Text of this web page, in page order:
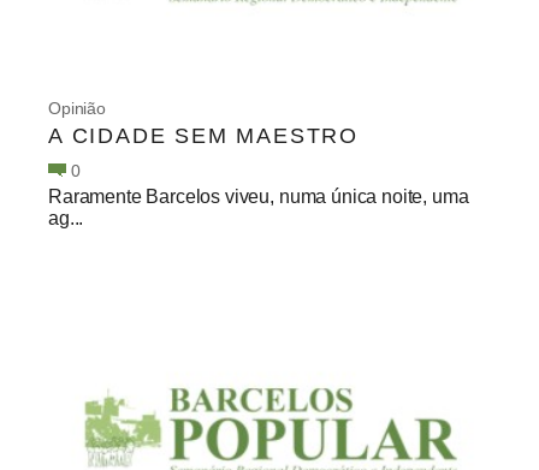
Opinião
A CIDADE SEM MAESTRO
0
Raramente Barcelos viveu, numa única noite, uma
ag...